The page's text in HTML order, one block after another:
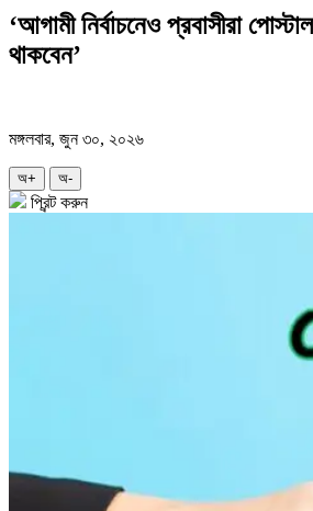
‘আগামী নির্বাচনেও প্রবাসীরা
থাকবেন’
মঙ্গলবার, জুন ৩০, ২০২৬
অ+ অ-
প্রিন্ট করুন